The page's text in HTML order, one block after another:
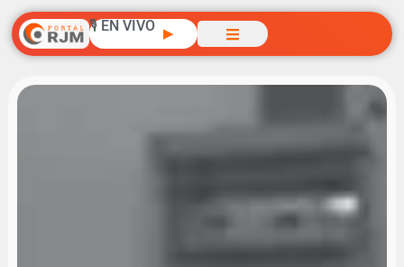
🎙️ EN VIVO ▶